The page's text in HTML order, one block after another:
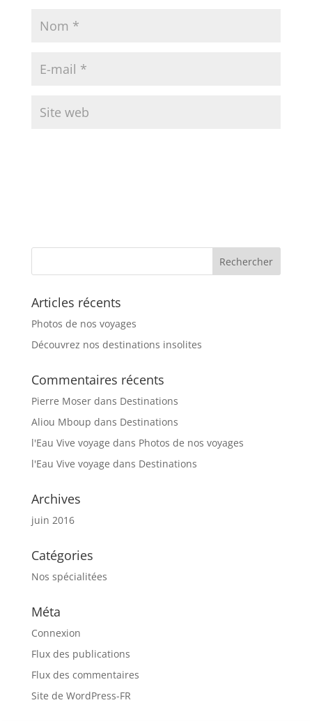
Articles récents
Photos de nos voyages
Découvrez nos destinations insolites
Commentaires récents
Pierre Moserdans Destinations
Aliou Mboup dans Destinations
l'Eau Vive voyage dans Photos de nos voyages
l'Eau Vive voyage dans Destinations
Archives
juin 2016
Catégories
Nos spécialitées
Méta
Connexion
Flux des publications
Flux des commentaires
Site de WordPress-FR